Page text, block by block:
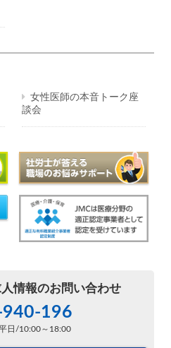
女性医師の本音トーク座
談会
情報のお問い合わせ
196
日/10:00～18:00